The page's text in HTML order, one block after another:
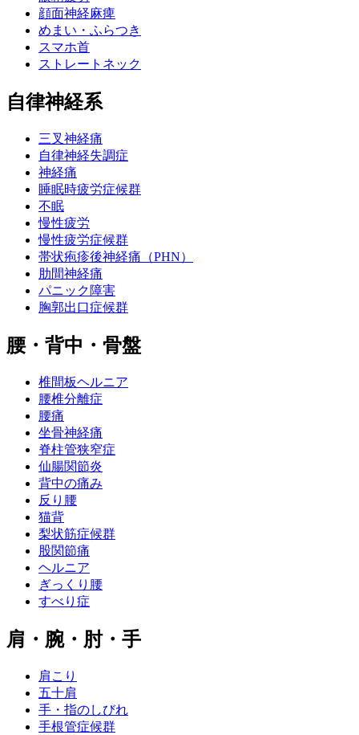
顔面神経麻痺
めまい・ふらつき
スマホ首
ストレートネック
自律神経系
三叉神経痛
自律神経失調症
神経痛
睡眠時疲労症候群
不眠
慢性疲労
慢性疲労症候群
帯状疱疹後神経痛（PHN）
肋間神経痛
パニック障害
胸郭出口症候群
腰・背中・骨盤
椎間板ヘルニア
腰椎分離症
腰痛
坐骨神経痛
脊柱管狭窄症
仙腸関節炎
背中の痛み
反り腰
猫背
梨状筋症候群
股関節痛
ヘルニア
ぎっくり腰
すべり症
肩・腕・肘・手
肩こり
五十肩
手・指のしびれ
手根管症候群